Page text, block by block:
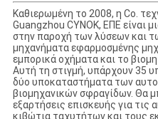
Καθιερωμένη το 2008, η Co.
Guangzhou CYNOK, ΕΠΕ είναι
στην παροχή των λύσεων και
μηχανήματα εφαρμοσμένης
εμπορικά οχήματα και το
Αυτή τη στιγμή, υπάρχουν 35
δύο υποκαταστήματα των
βιομηχανικών σφραγίδων. Θα
εξαρτήσεις επισκευής για τις
κιβώτια ταχυτήτων και τους